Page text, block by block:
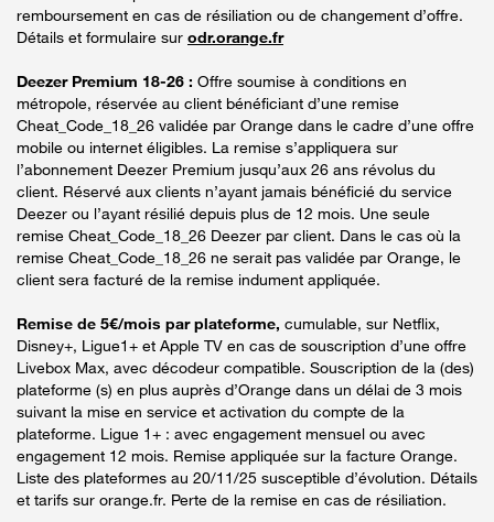
remboursement en cas de résiliation ou de changement d’offre.
Détails et formulaire sur odr.orange.fr
Deezer Premium 18-26 : Offre soumise à conditions en
métropole, réservée au client bénéficiant d’une remise
Cheat_Code_18_26 validée par Orange dans le cadre d’une offre
mobile ou internet éligibles. La remise s’appliquera sur
l’abonnement Deezer Premium jusqu’aux 26 ans révolus du
client. Réservé aux clients n’ayant jamais bénéficié du service
Deezer ou l’ayant résilié depuis plus de 12 mois. Une seule
remise Cheat_Code_18_26 Deezer par client. Dans le cas où la
remise Cheat_Code_18_26 ne serait pas validée par Orange, le
client sera facturé de la remise indument appliquée.
Remise de 5€/mois par plateforme, cumulable, sur Netflix,
Disney+, Ligue1+ et Apple TV en cas de souscription d’une offre
Livebox Max, avec décodeur compatible. Souscription de la (des)
plateforme (s) en plus auprès d’Orange dans un délai de 3 mois
suivant la mise en service et activation du compte de la
plateforme. Ligue 1+ : avec engagement mensuel ou avec
engagement 12 mois. Remise appliquée sur la facture Orange.
Liste des plateformes au 20/11/25 susceptible d’évolution. Détails
et tarifs sur orange.fr. Perte de la remise en cas de résiliation.